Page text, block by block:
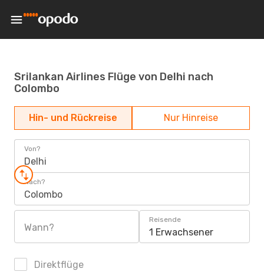
Srilankan Airlines Flüge von Delhi nach
Colombo
Hin- und Rückreise Nur Hinreise
Von?
Delhi
Nach?
Colombo
Wann?
Reisende
1 Erwachsener
Direktflüge